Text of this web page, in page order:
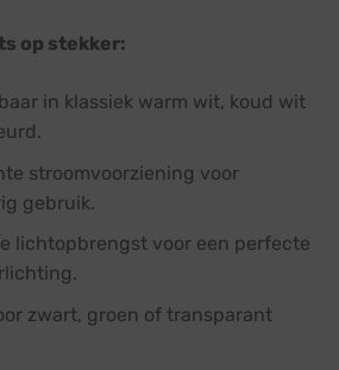
op stekker:
in klassiek warm wit, koud wit
stroomvoorziening voor
gebruik.
lichtopbrengst voor een perfecte
zwart, groen of transparant